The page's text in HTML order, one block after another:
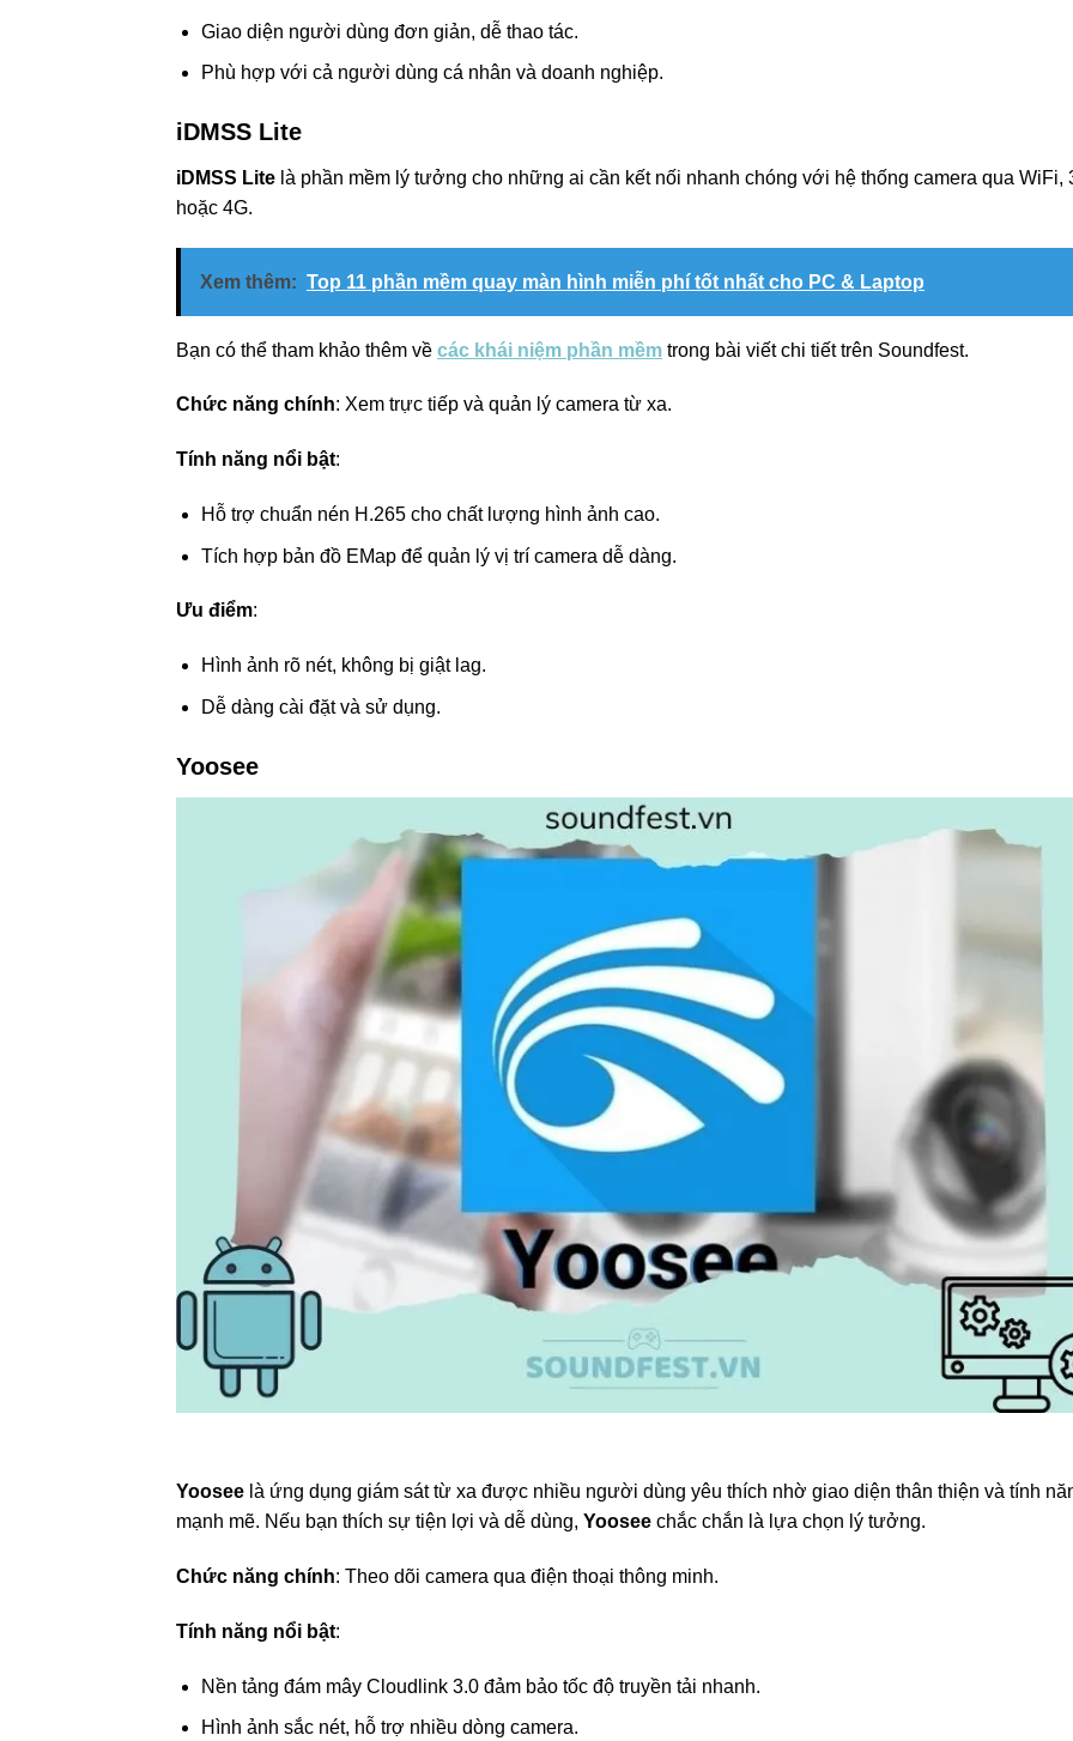
Giao diện người dùng đơn giản, dễ thao tác.
Phù hợp với cả người dùng cá nhân và doanh nghiệp.
iDMSS Lite
iDMSS Lite là phần mềm lý tưởng cho những ai cần kết nối nhanh chóng với hệ thống camera qua WiFi,
hoặc 4G.
Xem thêm: Top 11 phần mềm quay màn hình miễn phí tốt nhất cho PC & Laptop
Bạn có thể tham khảo thêm về các khái niệm phần mềm trong bài viết chi tiết trên Soundfest.
Chức năng chính: Xem trực tiếp và quản lý camera từ xa.
Tính năng nổi bật:
Hỗ trợ chuẩn nén H.265 cho chất lượng hình ảnh cao.
Tích hợp bản đồ EMap để quản lý vị trí camera dễ dàng.
Ưu điểm:
Hình ảnh rõ nét, không bị giật lag.
Dễ dàng cài đặt và sử dụng.
Yoosee
Yoosee là ứng dụng giám sát từ xa được nhiều người dùng yêu thích nhờ giao diện thân thiện và tính
mạnh mẽ. Nếu bạn thích sự tiện lợi và dễ dùng, Yoosee chắc chắn là lựa chọn lý tưởng.
Chức năng chính: Theo dõi camera qua điện thoại thông minh.
Tính năng nổi bật:
Nền tảng đám mây Cloudlink 3.0 đảm bảo tốc độ truyền tải nhanh.
Hình ảnh sắc nét, hỗ trợ nhiều dòng camera.